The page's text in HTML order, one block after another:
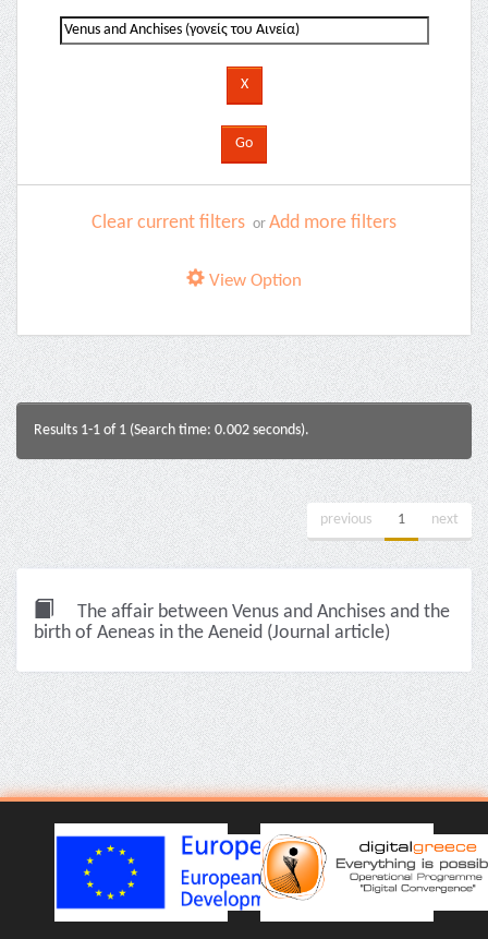
Clear current filters or Add more filters
View Option
Results 1-1 of 1 (Search time: 0.002 seconds).
previous 1 next
The affair between Venus and Anchises and the
birth of Aeneas in the Aeneid (Journal article)